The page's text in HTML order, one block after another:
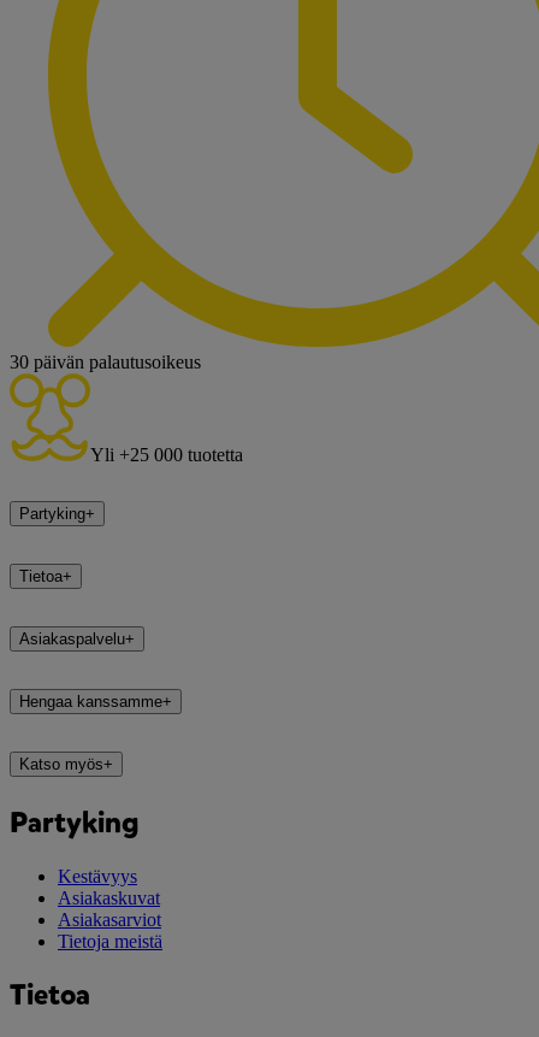
30 päivän palautusoikeus
Yli +25 000 tuotetta
Partyking+
Tietoa+
Asiakaspalvelu+
Hengaa kanssamme+
Katso myös+
Partyking
Kestävyys
Asiakaskuvat
Asiakasarviot
Tietoja meistä
Tietoa